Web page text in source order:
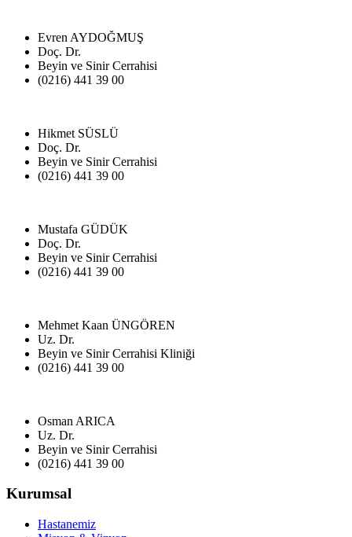
Evren AYDOĞMUŞ
Doç. Dr.
Beyin ve Sinir Cerrahisi
(0216) 441 39 00
Hikmet SÜSLÜ
Doç. Dr.
Beyin ve Sinir Cerrahisi
(0216) 441 39 00
Mustafa GÜDÜK
Doç. Dr.
Beyin ve Sinir Cerrahisi
(0216) 441 39 00
Mehmet Kaan ÜNGÖREN
Uz. Dr.
Beyin ve Sinir Cerrahisi Kliniği
(0216) 441 39 00
Osman ARICA
Uz. Dr.
Beyin ve Sinir Cerrahisi
(0216) 441 39 00
Kurumsal
Hastanemiz